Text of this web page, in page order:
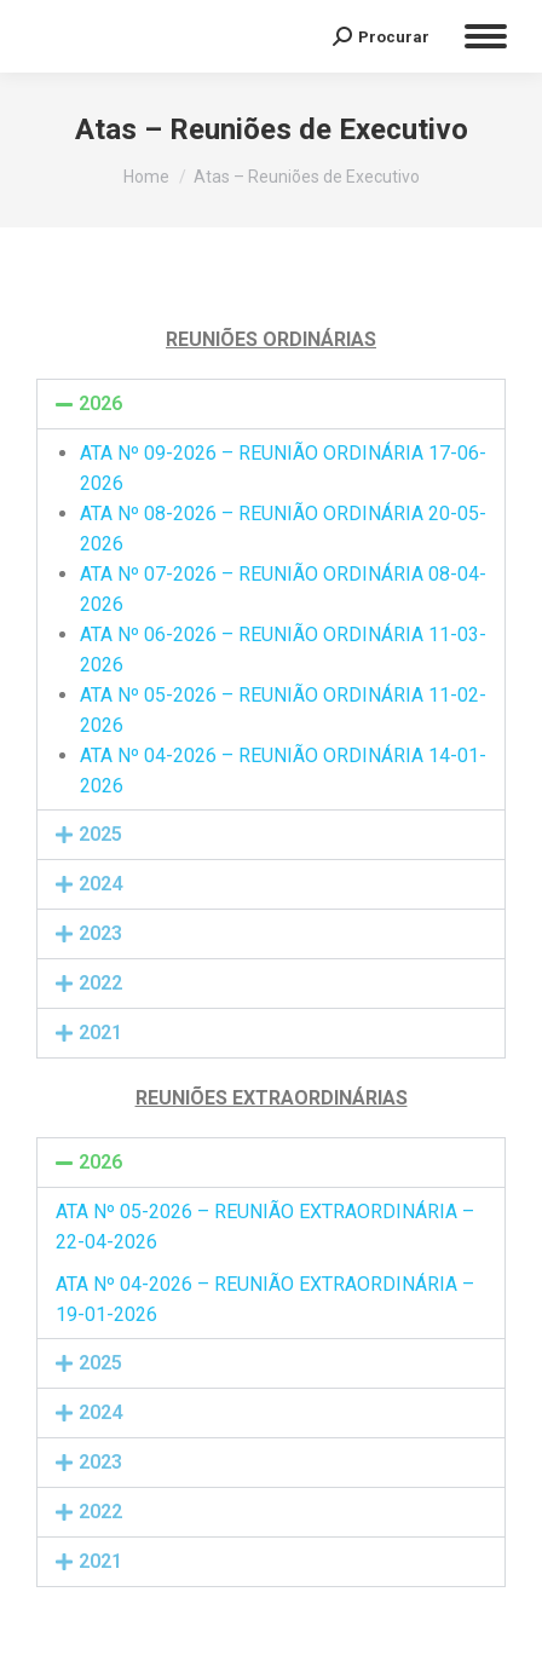
Procurar
Atas – Reuniões de Executivo
You are here:
Home Atas – Reuniões de Executivo
REUNIÕES ORDINÁRIAS
2026
ATA Nº 09-2026 – REUNIÃO ORDINÁRIA 17-06-
2026
ATA Nº 08-2026 – REUNIÃO ORDINÁRIA 20-05-
2026
ATA Nº 07-2026 – REUNIÃO ORDINÁRIA 08-04-
2026
ATA Nº 06-2026 – REUNIÃO ORDINÁRIA 11-03-
2026
ATA Nº 05-2026 – REUNIÃO ORDINÁRIA 11-02-
2026
ATA Nº 04-2026 – REUNIÃO ORDINÁRIA 14-01-
2026
2025
2024
2023
2022
2021
REUNIÕES EXTRAORDINÁRIAS
2026
ATA Nº 05-2026 – REUNIÃO EXTRAORDINÁRIA –
22-04-2026
ATA Nº 04-2026 – REUNIÃO EXTRAORDINÁRIA –
19-01-2026
2025
2024
2023
2022
2021